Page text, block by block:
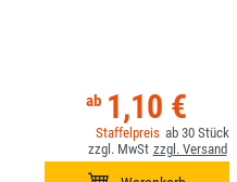
1,10 €
30